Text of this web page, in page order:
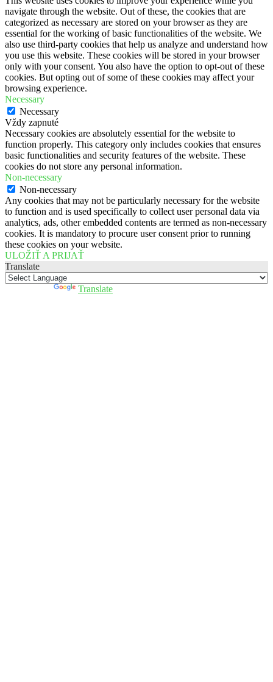
navigate through the website. Out of these, the cookies that are
categorized as necessary are stored on your browser as they are
essential for the working of basic functionalities of the website. We
also use third-party cookies that help us analyze and understand how
you use this website. These cookies will be stored in your browser
only with your consent. You also have the option to opt-out of these
cookies. But opting out of some of these cookies may affect your
browsing experience.
Necessary
Necessary
Vždy zapnuté
Necessary cookies are absolutely essential for the website to
function properly. This category only includes cookies that ensures
basic functionalities and security features of the website. These
cookies do not store any personal information.
Non-necessary
Non-necessary
Any cookies that may not be particularly necessary for the website
to function and is used specifically to collect user personal data via
analytics, ads, other embedded contents are termed as non-necessary
cookies. It is mandatory to procure user consent prior to running
these cookies on your website.
ULOŽIŤ A PRIJAŤ
Translate
Translate